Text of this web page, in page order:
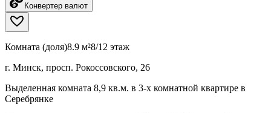
Конвертер валют
Комната (доля)8.9 м²8/12 этаж
г. Минск, просп. Рокоссовского, 26
Выделенная комната 8,9 кв.м. в 3-х комнатной квартире в
Серебрянке